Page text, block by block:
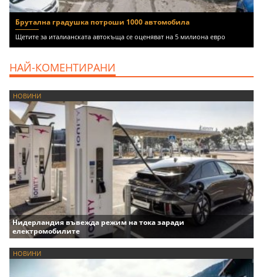
Брутална градушка потроши 1000 автомобила
Щетите за италианската автокъща се оценяват на 5 милиона евро
НАЙ-КОМЕНТИРАНИ
НОВИНИ
Нидерландия въвежда режим на тока заради
електромобилите
НОВИНИ